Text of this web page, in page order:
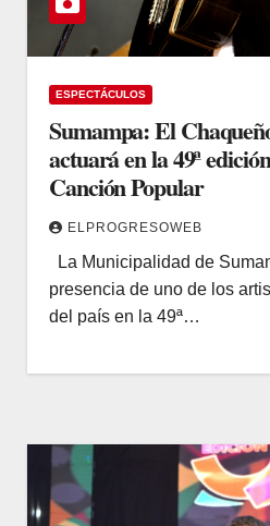
ESPECTÁCULOS
Sumampa: El
actuará en la 49ª
Canción Popular
ELPROGRESOWEB
La Municipalidad de
presencia de uno de los
del país en la 49ª…